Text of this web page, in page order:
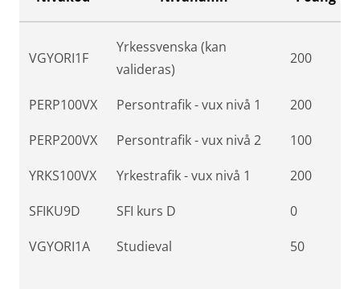
VGYORI1F
Yrkessvenska (kan
valideras)
200
PERP100VX Persontrafik - vux nivå 1
200
PERP200VX
Persontrafik - vux nivå 2
100
YRKS100VX
Yrkestrafik - vux nivå 1
200
SFIKU9D
SFI kurs D
0
VGYORI1A
Studieval 50